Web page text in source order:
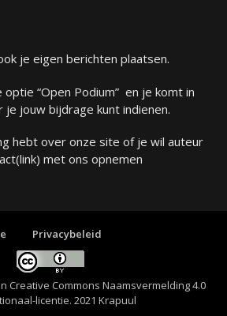
je eigen berichten plaatsen.
optie “Open Podium” en je komt in
je jouw bijdrage kunt indienen.
hebt over onze site of je wil auteur
(link) met ons opnemen
Privacybeleid
Creative Commons Naamsvermelding 4.0
licentie. 2021 Krapuul